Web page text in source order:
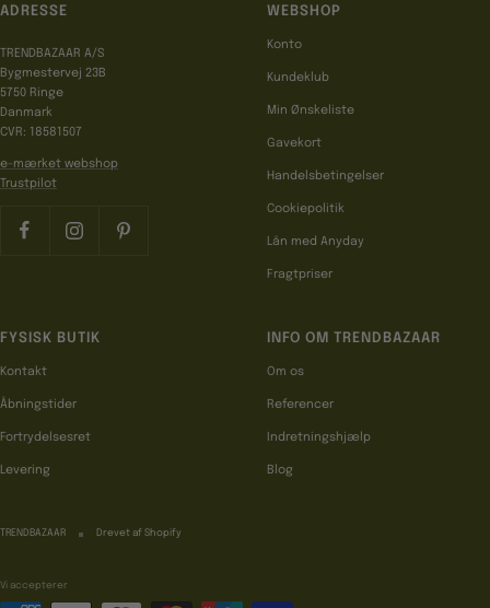
ADRESSE
TRENDBAZAAR A/S
Bygmestervej 23B
5750 Ringe
Danmark
CVR: 18581507
e-mærket webshop
Trustpilot
WEBSHOP
Konto
Kundeklub
Min Ønskeliste
Gavekort
Handelsbetingelser
Cookiepolitik
Lån med Anyday
Fragtpriser
FYSISK BUTIK
Kontakt
Åbningstider
Fortrydelsesret
Levering
INFO OM TRENDBAZAAR
Om os
Referencer
Indretningshjælp
Blog
TRENDBAZAAR Drevet af Shopify
Vi accepterer